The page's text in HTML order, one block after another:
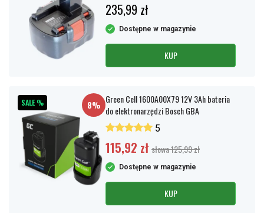
235,99 zł
Dostępne w magazynie
KUP
SALE % 8% Green Cell 1600A00X79 12V 3Ah bateria
do elektronarzędzi Bosch GBA
5
115,92 zł słowa 125,99 zł
Dostępne w magazynie
KUP